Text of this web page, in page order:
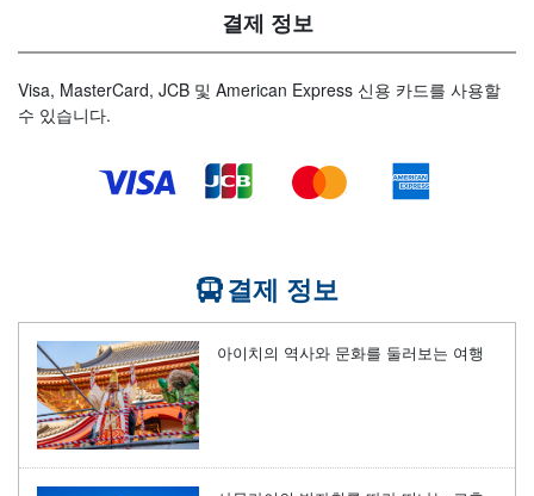
결제 정보
Visa, MasterCard, JCB 및 American Express 신용 카드를 사용할
수 있습니다.
결제 정보
아이치의 역사와 문화를 둘러보는 여행